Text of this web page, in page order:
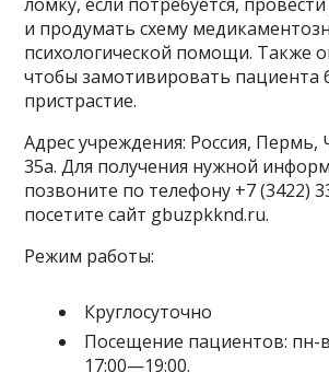
и продумать схему
психологической помощи. Также
чтобы замотивировать пациента
пристрастие.
Адрес учреждения: Россия, Пермь,
35а. Для получения нужной
позвоните по телефону +7 (3422)
посетите сайт gbuzpkknd.ru.
Режим работы:
Круглосуточно
Посещение пациентов: пн-
17:00—19:00.